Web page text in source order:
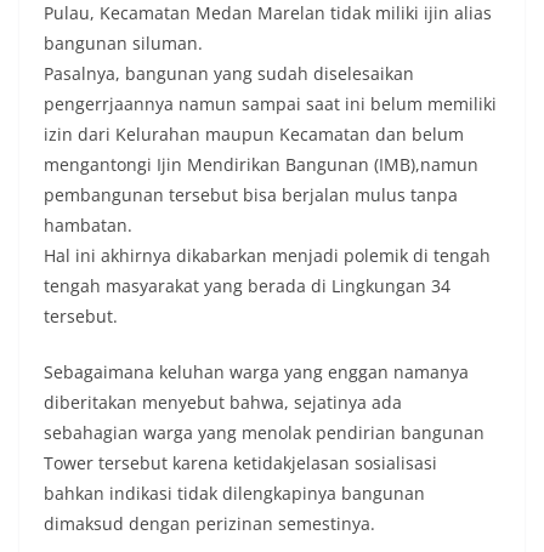
Pulau, Kecamatan Medan Marelan tidak miliki ijin alias
bangunan siluman.
Pasalnya, bangunan yang sudah diselesaikan
pengerrjaannya namun sampai saat ini belum memiliki
izin dari Kelurahan maupun Kecamatan dan belum
mengantongi Ijin Mendirikan Bangunan (IMB),namun
pembangunan tersebut bisa berjalan mulus tanpa
hambatan.
Hal ini akhirnya dikabarkan menjadi polemik di tengah
tengah masyarakat yang berada di Lingkungan 34
tersebut.
Sebagaimana keluhan warga yang enggan namanya
diberitakan menyebut bahwa, sejatinya ada
sebahagian warga yang menolak pendirian bangunan
Tower tersebut karena ketidakjelasan sosialisasi
bahkan indikasi tidak dilengkapinya bangunan
dimaksud dengan perizinan semestinya.